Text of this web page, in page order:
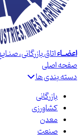
اعضــاءاتاق بازرگانی،
صفحه اصلی
دسته بندی ها
بازرگانی
کشاورزی
معدن
صنعت